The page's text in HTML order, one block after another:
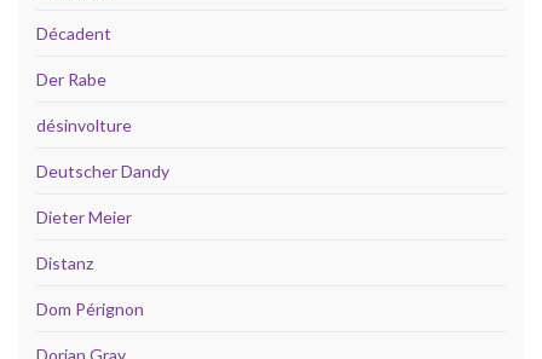
Décadent
Der Rabe
désinvolture
Deutscher Dandy
Dieter Meier
Distanz
Dom Pérignon
Dorian Gray